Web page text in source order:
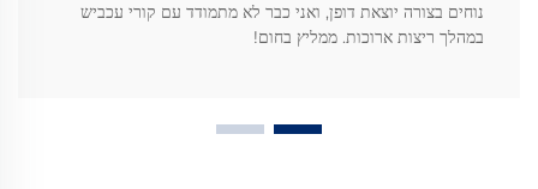
נוחים בצורה יוצאת דופן, ואני כבר לא מתמודד עם קורי עכביש
במהלך ריצות ארוכות. ממליץ בחום!